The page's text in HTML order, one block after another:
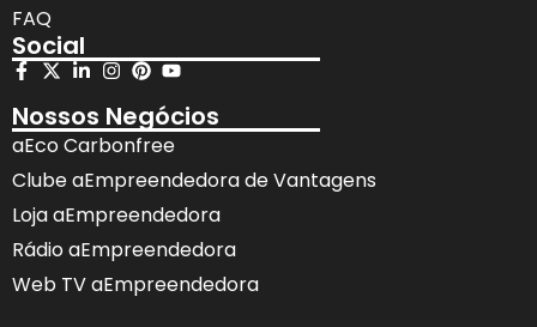
FAQ
Social
Nossos Negócios
aEco Carbonfree
Clube aEmpreendedora de Vantagens
Loja aEmpreendedora
Rádio aEmpreendedora
Web TV aEmpreendedora